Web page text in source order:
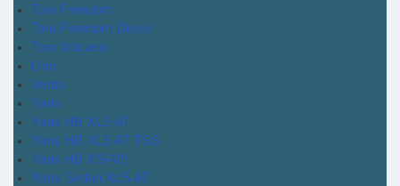
Toro Freedom
Toro Freedom Diesel
Toro Volcano
Uno
Vento
Yaris
Yaris HB XLS AT
Yaris HB XLS AT TSS
Yaris HB XS(42)
Yaris Sedan XLS AT